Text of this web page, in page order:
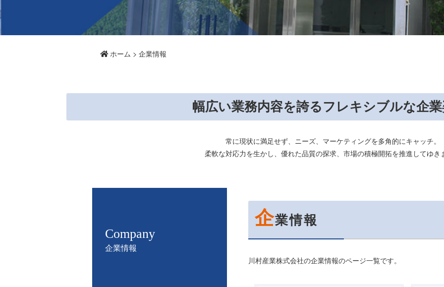
安心安全の国産原材料と国内工
場加工のでん粉をお届けいたし
詳細を見る
みなさんの要望に応えていける
「食文化コーディネート」 を
約束します。
詳細を見る
様々な用途に応じて原料選定
ら着色まで最適なご提案をい
します。
詳細を見る
食の専門商社である当社の企業
詳細を見る
日本各地にある当社の営業所一
覧です。
詳細を見る
当社代表から皆様へのメッセ
詳細を見る
ホーム > 企業情報
幅広い業務内容を誇るフレキシブルな企
常に現状に満足せず、ニーズ、マーケティングを多角的にキャッチ。
柔軟な対応力を生かし、優れた品質の探求、市場の積極開拓を推進してゆき
Company
企業情報
企業情報
川村産業株式会社の企業情報のページ一覧です。